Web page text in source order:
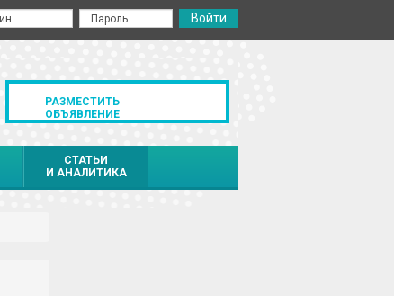
РАЗМЕСТИТЬ
ОБЪЯВЛЕНИЕ
СТАТЬИ
И АНАЛИТИКА